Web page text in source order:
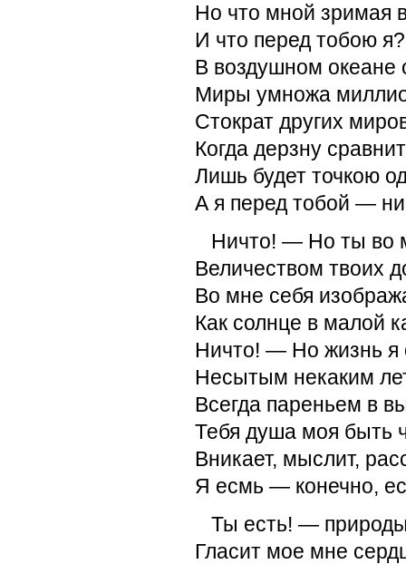
Но что мной зримая
И что перед тобою я?
В воздушном океане
Миры умножа
Стократ других
Когда дерзну
Лишь будет точкою
А я перед тобой —
Ничто! — Но ты во
Величеством твоих
Во мне себя
Как солнце в малой
Ничто! — Но жизнь
Несытым некаким
Всегда пареньем в
Тебя душа моя быть
Вникает, мыслит,
Я есмь — конечно,
Ты есть! —
Гласит мое мне